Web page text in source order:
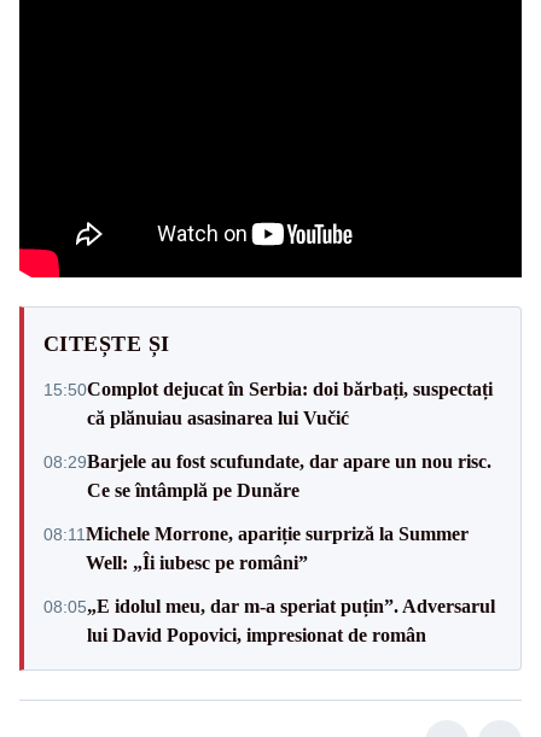
CITEȘTE ȘI
15:50Complot dejucat în Serbia: doi bărbați, suspectați
că plănuiau asasinarea lui Vučić
08:29Barjele au fost scufundate, dar apare un nou risc.
Ce se întâmplă pe Dunăre
08:11Michele Morrone, apariție surpriză la Summer
Well: „Îi iubesc pe români”
08:05„E idolul meu, dar m-a speriat puțin”. Adversarul
lui David Popovici, impresionat de român